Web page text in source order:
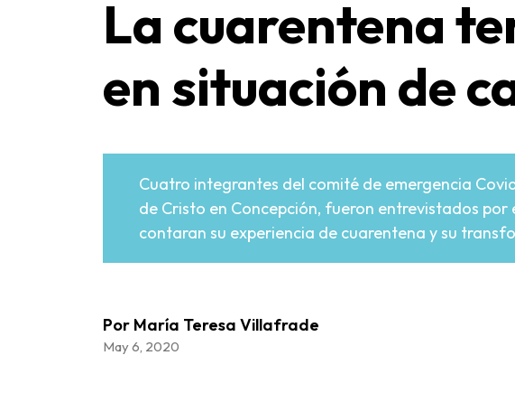
La cuarentena
en situación de
Cuatro integrantes del comité de emergencia
de Cristo en Concepción, fueron entrevistados
contaran su experiencia de cuarentena y su
Por María Teresa Villafrade
May 6, 2020